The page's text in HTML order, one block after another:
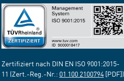
Zertifiziert nach DIN EN ISO 9001:2015-
11 (Zert.-Reg.-Nr.: 01 100 2100794 [PDF])